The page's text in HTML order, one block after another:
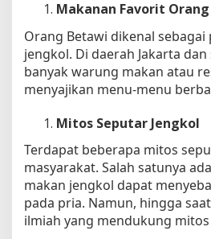
Makanan Favorit
Orang Betawi dikenal
jengkol. Di daerah Jakarta
banyak warung makan atau
menyajikan menu-menu
Mitos Seputar Jengkol
Terdapat beberapa mitos
masyarakat. Salah satunya
makan jengkol dapat
pada pria. Namun, hingga
ilmiah yang mendukung